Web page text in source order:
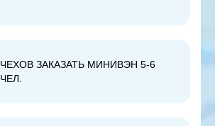
ЧЕХОВ ЗАКАЗАТЬ МИНИВЭН 5-6
ЧЕЛ.